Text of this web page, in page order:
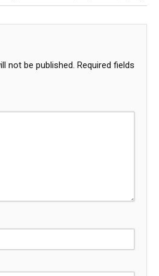
not be published. Required fields